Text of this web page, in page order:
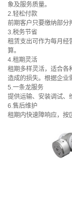
象及服务质量。
2.轻松付款
前期客户只要缴纳部分
3.税务节省
租赁支出可作为每月经
算。
4.租期灵活
租期多样灵活，适合各
造成的损失。根据企业
5.一条龙服务
提供运输、安装调试、
6.售后维护
租期内快速障响应，按